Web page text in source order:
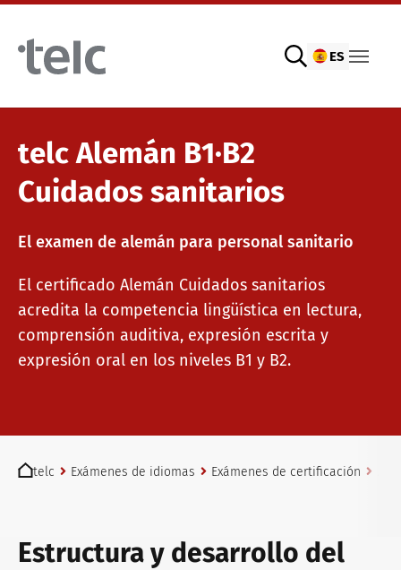
Skip to main content
Exámenes de idiomas
Exámenes de certificación
Exámenes telc remotos
ES
telc Alemán B1∙B2
Cuidados sanitarios
El examen de alemán para personal sanitario
El certificado Alemán Cuidados sanitarios
acredita la competencia lingüística en lectura,
comprensión auditiva, expresión escrita y
expresión oral en los niveles B1 y B2.
telc
Exámenes de idiomas Exámenes de certificación
Estructura y desarrollo del